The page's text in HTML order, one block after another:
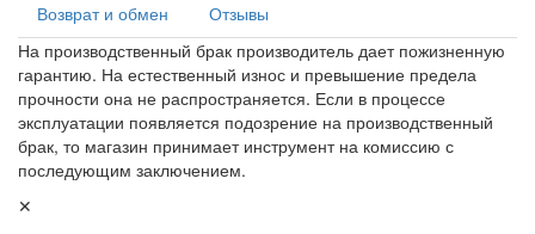
Возврат и обмен
Отзывы
На производственный брак производитель дает пожизненную
гарантию. На естественный износ и превышение предела
прочности она не распространяется. Если в процессе
эксплуатации появляется подозрение на производственный
брак, то магазин принимает инструмент на комиссию с
последующим заключением.
✕